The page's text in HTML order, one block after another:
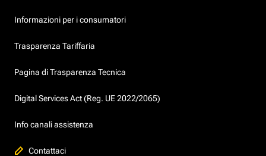
Informazioni per i consumatori
Trasparenza Tariffaria
Pagina di Trasparenza Tecnica
Digital Services Act (Reg. UE 2022/2065)
Info canali assistenza
Contattaci